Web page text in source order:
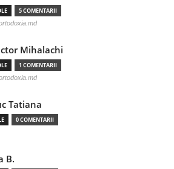
5 COMENTARII
Mihalachi
1 COMENTARII
Tatiana
0 COMENTARII
B.